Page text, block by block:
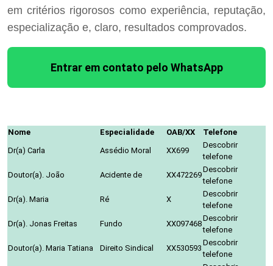
em critérios rigorosos como experiência, reputação,
especialização e, claro, resultados comprovados.
Entrar em contato pelo WhatsApp
Nome Especialidade OAB/XX
Telefone
Dr(a) Carla
Assédio Moral XX699
Descobrir
telefone
Doutor(a). João
Acidente de XX472269
Descobrir
telefone
Dr(a). Maria
Ré X
Descobrir
telefone
Dr(a). Jonas Freitas
Fundo XX097468
Descobrir
telefone
Doutor(a). Maria Tatiana
Direito Sindical XX530593
Descobrir
telefone